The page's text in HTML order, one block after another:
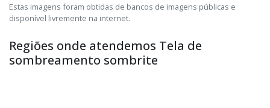
Estas imagens foram obtidas de bancos de imagens públicas e
disponível livremente na internet.
Regiões onde atendemos Tela de
sombreamento sombrite